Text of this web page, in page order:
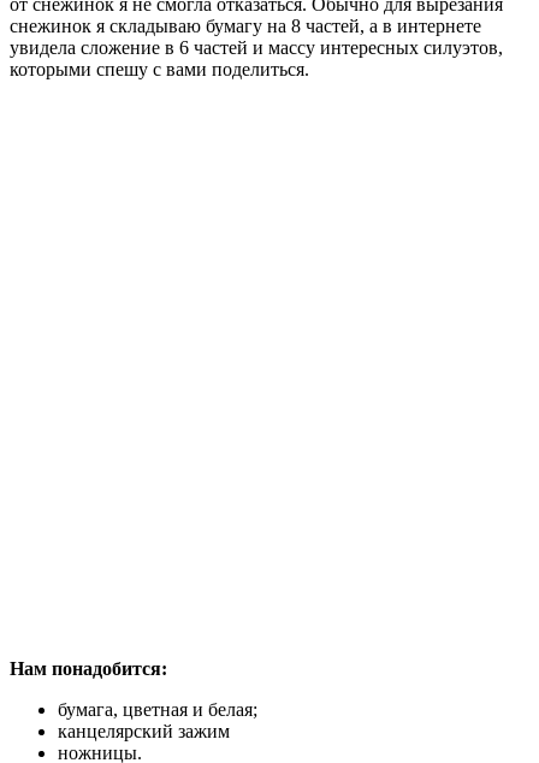
снежинок я складываю бумагу на 8 частей, а в интернете
увидела сложение в 6 частей и массу интересных силуэтов,
которыми спешу с вами поделиться.
Нам понадобится:
бумага, цветная и белая;
канцелярский зажим
ножницы.